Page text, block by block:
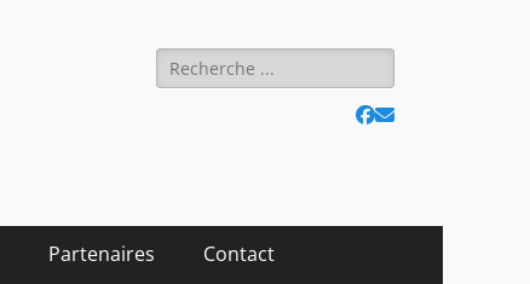
Rechercher :
Facebook
E-
Partenaires Contact